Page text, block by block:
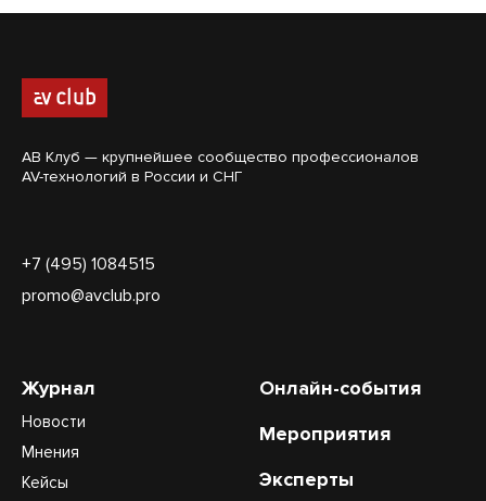
АВ Клуб — крупнейшее сообщество профессионалов
AV-технологий в России и СНГ
+7 (495) 1084515
promo@avclub.pro
Журнал
Новости
Мнения
Кейсы
Онлайн-события
Мероприятия
Эксперты